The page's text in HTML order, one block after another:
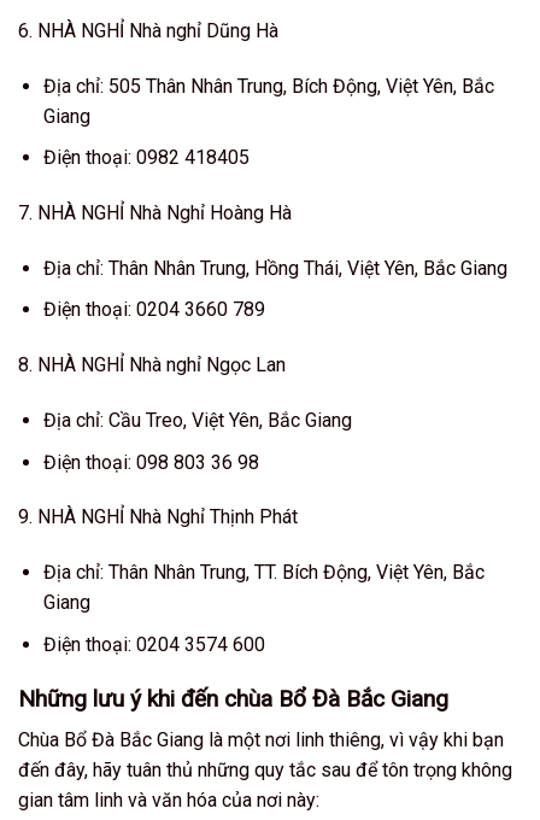
6. NHÀ NGHỈ Nhà nghỉ Dũng Hà
Địa chỉ: 505 Thân Nhân Trung, Bích Động, Việt Yên, Bắc
Giang
Điện thoại: 0982 418405
7. NHÀ NGHỈ Nhà Nghỉ Hoàng Hà
Địa chỉ: Thân Nhân Trung, Hồng Thái, Việt Yên, Bắc Giang
Điện thoại: 0204 3660 789
8. NHÀ NGHỈ Nhà nghỉ Ngọc Lan
Địa chỉ: Cầu Treo, Việt Yên, Bắc Giang
Điện thoại: 098 803 36 98
9. NHÀ NGHỈ Nhà Nghỉ Thịnh Phát
Địa chỉ: Thân Nhân Trung, TT. Bích Động, Việt Yên, Bắc
Giang
Điện thoại: 0204 3574 600
Những lưu ý khi đến chùa Bổ Đà Bắc Giang
Chùa Bổ Đà Bắc Giang là một nơi linh thiêng, vì vậy khi bạn
đến đây, hãy tuân thủ những quy tắc sau để tôn trọng không
gian tâm linh và văn hóa của nơi này: